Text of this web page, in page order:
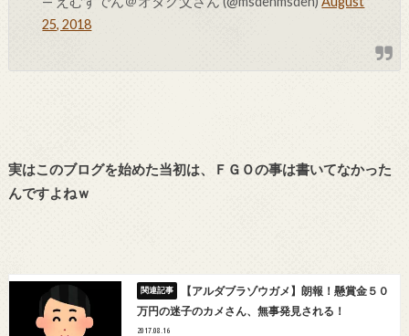
25, 2018
実はこのブログを始めた当初は、ＦＧＯの事は書いてなかった
んですよねｗ
【アルダブラゾウガメ】朗報！懸賞金５０
万円の迷子のカメさん、無事発見される！
2017.08.16